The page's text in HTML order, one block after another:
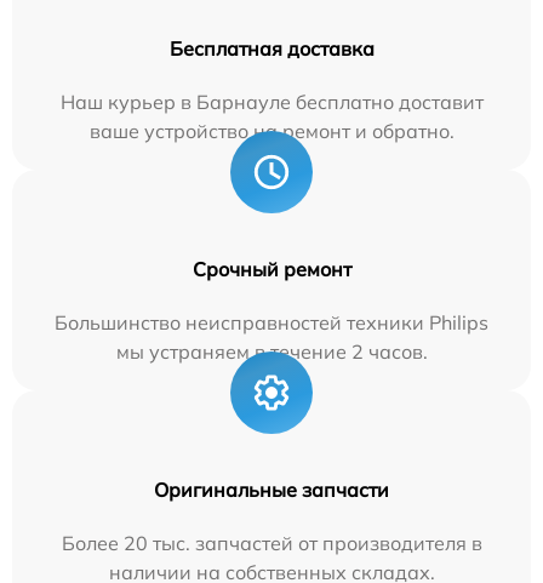
Бесплатная доставка
Наш курьер в Барнауле бесплатно доставит
ваше устройство на ремонт и обратно.
Срочный ремонт
Большинство неисправностей техники Philips
мы устраняем в течение 2 часов.
Оригинальные запчасти
Более 20 тыс. запчастей от производителя в
наличии на собственных складах.